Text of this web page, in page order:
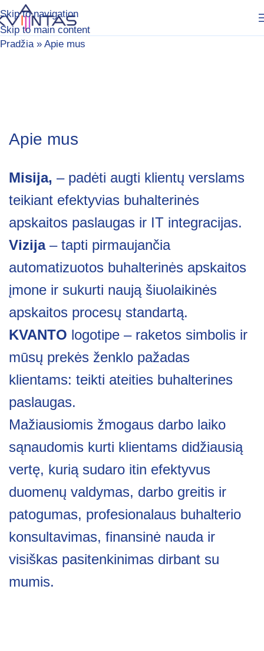
Skip to navigation
Skip to main content
Pradžia» Apie mus
Apie mus
Misija, – padėti augti klientų verslams
teikiant efektyvias buhalterinės
apskaitos paslaugas ir IT integracijas.
Vizija– tapti pirmaujančia
automatizuotos buhalterinės apskaitos
įmone ir sukurti naują šiuolaikinės
apskaitos procesų standartą.
KVANTO logotipe – raketos simbolis ir
mūsų prekės ženklo pažadas
klientams: teikti ateities buhalterines
paslaugas.
Mažiausiomis žmogaus darbo laiko
sąnaudomis kurti klientams didžiausią
vertę, kurią sudaro itin efektyvus
duomenų valdymas, darbo greitis ir
patogumas, profesionalaus buhalterio
konsultavimas, finansinė nauda ir
visiškas pasitenkinimas dirbant su
mumis.